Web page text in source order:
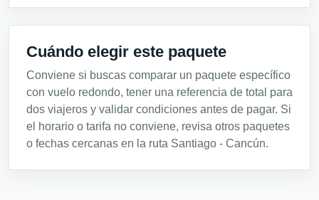
Cuándo elegir este paquete
Conviene si buscas comparar un paquete específico
con vuelo redondo, tener una referencia de total para
dos viajeros y validar condiciones antes de pagar. Si
el horario o tarifa no conviene, revisa otros paquetes
o fechas cercanas en la ruta Santiago - Cancún.